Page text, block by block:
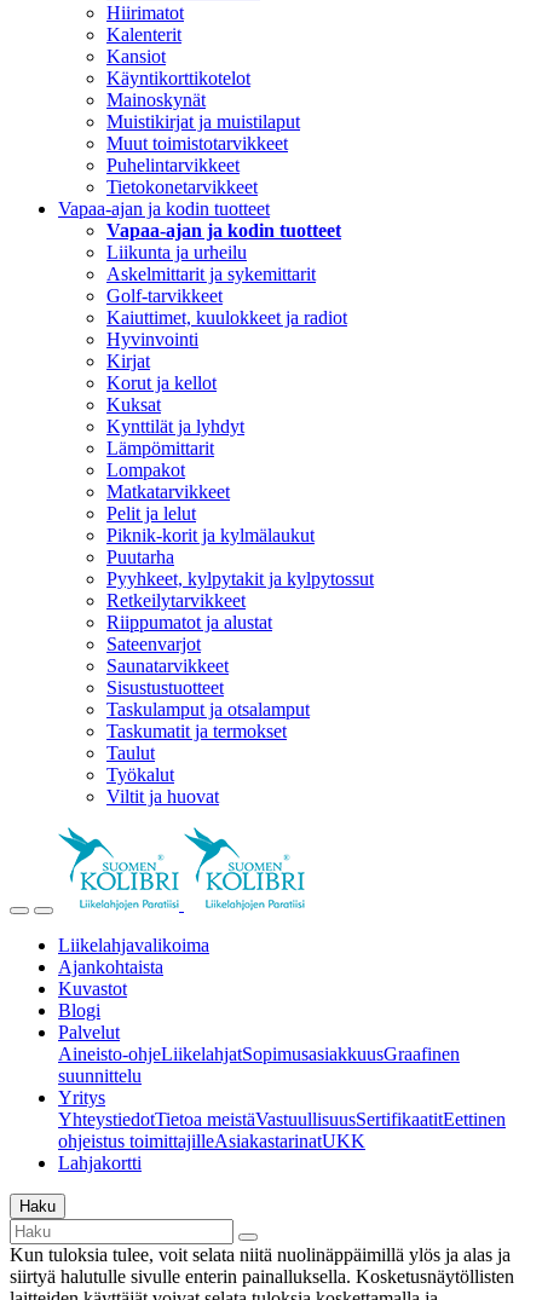
Hiirimatot
Kalenterit
Kansiot
Käyntikorttikotelot
Mainoskynät
Muistikirjat ja muistilaput
Muut toimistotarvikkeet
Puhelintarvikkeet
Tietokonetarvikkeet
Vapaa-ajan ja kodin tuotteet
Vapaa-ajan ja kodin tuotteet
Liikunta ja urheilu
Askelmittarit ja sykemittarit
Golf-tarvikkeet
Kaiuttimet, kuulokkeet ja radiot
Hyvinvointi
Kirjat
Korut ja kellot
Kuksat
Kynttilät ja lyhdyt
Lämpömittarit
Lompakot
Matkatarvikkeet
Pelit ja lelut
Piknik-korit ja kylmälaukut
Puutarha
Pyyhkeet, kylpytakit ja kylpytossut
Retkeilytarvikkeet
Riippumatot ja alustat
Sateenvarjot
Saunatarvikkeet
Sisustustuotteet
Taskulamput ja otsalamput
Taskumatit ja termokset
Taulut
Työkalut
Viltit ja huovat
Liikelahjavalikoima
Ajankohtaista
Kuvastot
Blogi
Palvelut
Aineisto-ohjeLiikelahjatSopimusasiakkuusGraafinen
suunnittelu
Yritys
YhteystiedotTietoa meistäVastuullisuusSertifikaatitEettinen
ohjeistus toimittajilleAsiakastarinatUKK
Lahjakortti
Haku
Kun tuloksia tulee, voit selata niitä nuolinäppäimillä ylös ja alas ja
siirtyä halutulle sivulle enterin painalluksella. Kosketusnäytöllisten